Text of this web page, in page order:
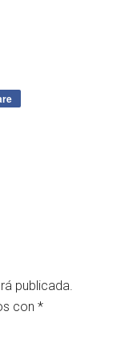
publicada.
con*